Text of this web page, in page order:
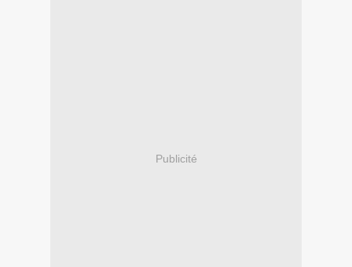
Publicité